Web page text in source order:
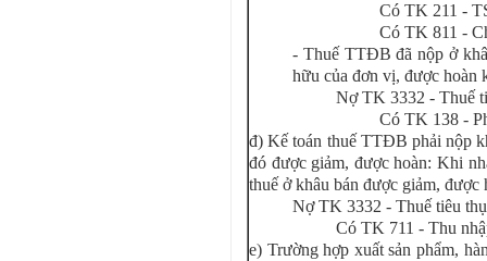
Có TK 211 -
Có TK 811 -
- Thuế TTĐB đã nộp ở
hữu của đơn vị, được hoàn
Nợ TK 3332 - Thuế
Có TK 138 -
đ) Kế toán thuế TTĐB phải nộp
đó được giảm, được hoàn: Khi
thuế ở khâu bán được giảm, được
Nợ TK 3332 - Thuế tiêu
Có TK 711 - Thu
e) Trường hợp xuất sản phẩm,